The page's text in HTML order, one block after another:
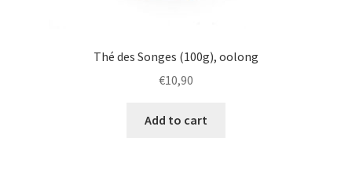
Thé des Songes (100g), oolong
€10,90
Add to cart